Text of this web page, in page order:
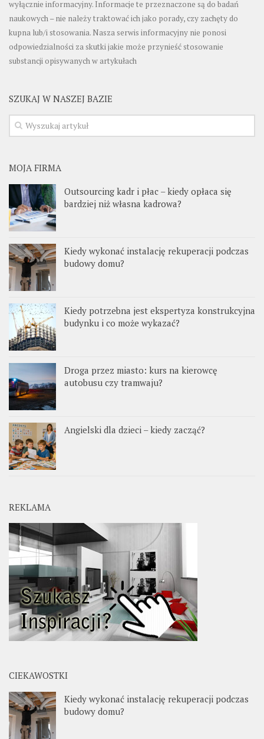
wyłącznie informacyjny. Informacje te przeznaczone są do badań
naukowych – nie należy traktować ich jako porady, czy zachęty do
kupna lub/i stosowania. Nasza serwis informacyjny nie ponosi
odpowiedzialności za skutki jakie może przynieść stosowanie
substancji opisywanych w artykułach
SZUKAJ W NASZEJ BAZIE
MOJA FIRMA
Outsourcing kadr i płac – kiedy opłaca się
bardziej niż własna kadrowa?
Kiedy wykonać instalację rekuperacji podczas
budowy domu?
Kiedy potrzebna jest ekspertyza konstrukcyjna
budynku i co może wykazać?
Droga przez miasto: kurs na kierowcę
autobusu czy tramwaju?
Angielski dla dzieci – kiedy zacząć?
REKLAMA
CIEKAWOSTKI
Kiedy wykonać instalację rekuperacji podczas
budowy domu?